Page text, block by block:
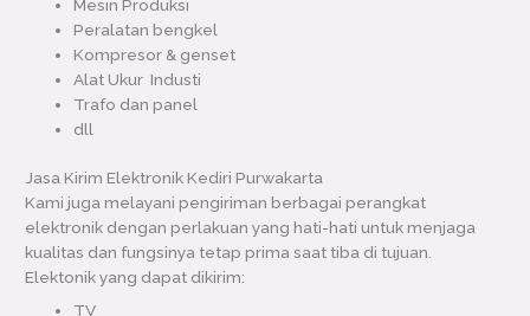
Mesin Produksi
Peralatan bengkel
Kompresor & genset
Alat Ukur Industi
Trafo dan panel
dll
Jasa Kirim Elektronik Kediri Purwakarta
Kami juga melayani pengiriman berbagai perangkat
elektronik dengan perlakuan yang hati-hati untuk menjaga
kualitas dan fungsinya tetap prima saat tiba di tujuan.
Elektonik yang dapat dikirim:
TV